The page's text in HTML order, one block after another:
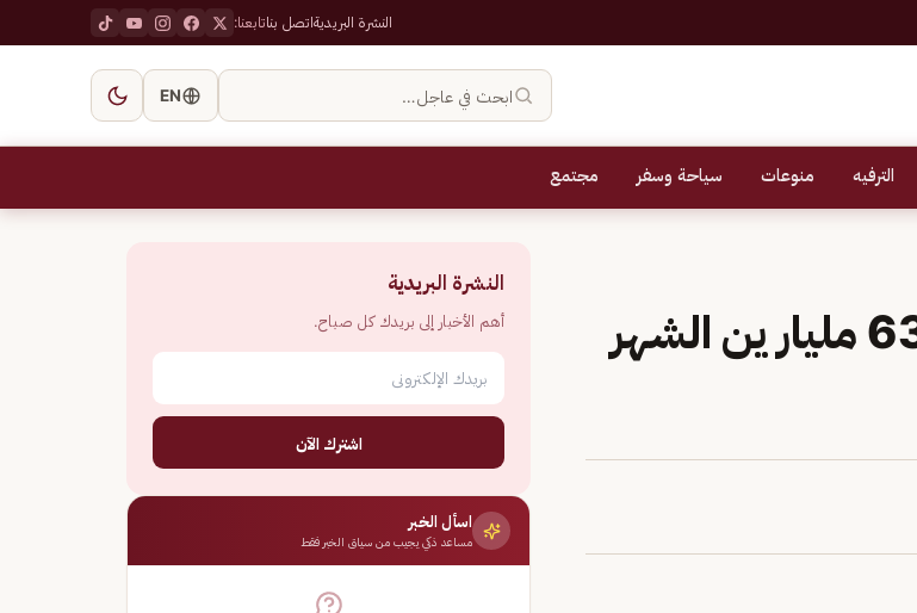
النشرة البريديةاتصل بناتابعنا:
ابحث في عاجل… EN
الترفيه منوعات سياحة وسفر مجتمع
اليابان تسجِّل عجزًا تجاريًا بـ 635.4 مليار ين الشهر
النشرة البريدية
أهم الأخبار إلى بريدك كل صباح.
اشترك الآن
اسأل الخبر
مساعد ذكي يجيب من سياق الخبر فقط